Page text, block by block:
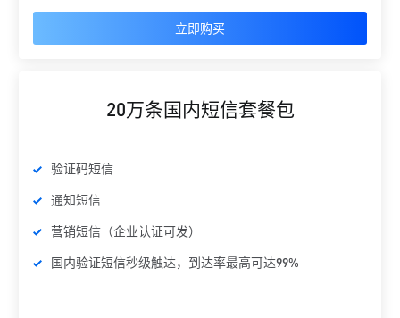
立即购买
20万条国内短信套餐包
验证码短信
通知短信
营销短信（企业认证可发）
国内验证短信秒级触达，到达率最高可达99%